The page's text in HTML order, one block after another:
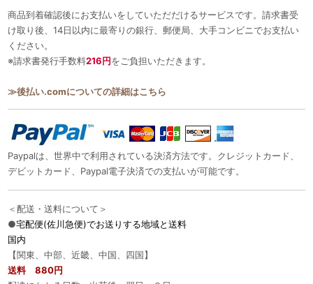
商品到着確認後にお支払いをしていただだけるサービスです。請求書受
け取り後、14日以内に最寄りの銀行、郵便局、大手コンビニでお支払い
ください。
※請求書発行手数料216円をご負担いただきます。
≫後払い.comについての詳細はこちら
Paypalは、世界中で利用されている決済方法です。クレジットカード、
デビットカード、Paypal電子決済での支払いが可能です。
＜配送・送料について＞
●宅配便(佐川急便)でお送りする地域と送料
国内
【関東、中部、近畿、中国、四国】
送料 880円